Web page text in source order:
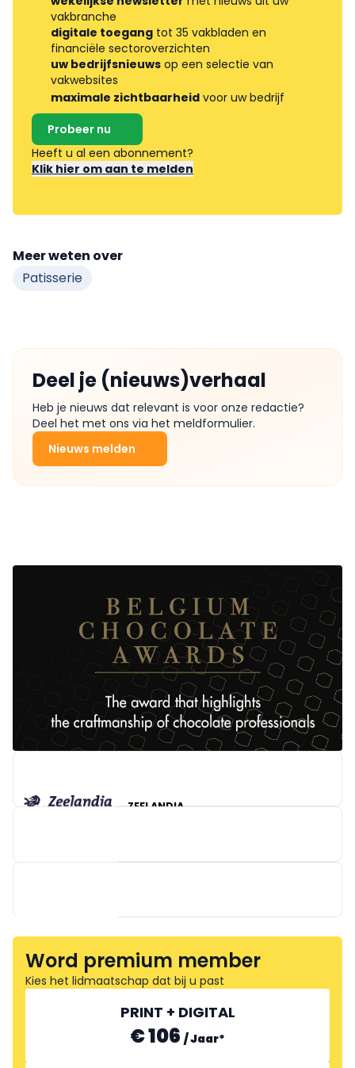
vakbranche
digitale toegang tot 35 vakbladen en
financiële sectoroverzichten
uw bedrijfsnieuws op een selectie van
vakwebsites
maximale zichtbaarheid voor uw bedrijf
Probeer nu
Heeft u al een abonnement?
Klik hier om aan te melden
Meer weten over
Patisserie
Deel je (nieuws)verhaal
Heb je nieuws dat relevant is voor onze redactie?
Deel het met ons via het meldformulier.
Nieuws melden
ZEELANDIA
Word premium member
Kies het lidmaatschap dat bij u past
PRINT + DIGITAL
€ 106 /Jaar*